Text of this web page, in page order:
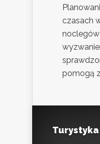
czasach
pomogą
Turystyka